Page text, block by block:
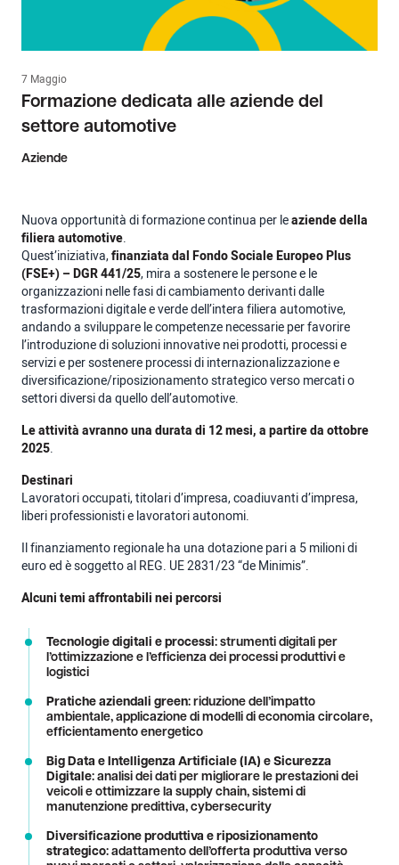
7 Maggio
Formazione dedicata alle aziende del
settore automotive
Aziende
Nuova opportunità di formazione continua per leaziende della
filiera automotive.
Quest’iniziativa,finanziata dal Fondo Sociale Europeo Plus
(FSE+) – DGR 441/25, mira a sostenere le persone e le
organizzazioni nelle fasi di cambiamento derivanti dalle
trasformazioni digitale e verde dell’intera filiera automotive,
andando a sviluppare le competenze necessarie per favorire
l’introduzione di soluzioni innovative nei prodotti, processi e
servizi e per sostenere processi di internazionalizzazione e
diversificazione/riposizionamento strategico verso mercati o
settori diversi da quello dell’automotive.
Le attività avranno una durata di 12 mesi, a partire da ottobre
2025.
Destinari
Lavoratori occupati, titolari d’impresa, coadiuvanti d’impresa,
liberi professionisti e lavoratori autonomi.
Il finanziamento regionale ha una dotazione pari a 5 milioni di
euro ed è soggetto al REG. UE 2831/23 “de Minimis”.
Alcuni temi affrontabili nei percorsi
Tecnologie digitali e processi: strumenti digitali per
l’ottimizzazione e l’efficienza dei processi produttivi e
logistici
Pratiche aziendali green: riduzione dell’impatto
ambientale, applicazione di modelli di economia circolare,
efficientamento energetico
Big Data e Intelligenza Artificiale (IA) e Sicurezza
Digitale: analisi dei dati per migliorare le prestazioni dei
veicoli e ottimizzare la supply chain, sistemi di
manutenzione predittiva, cybersecurity
Diversificazione produttiva e riposizionamento
strategico: adattamento dell’offerta produttiva verso